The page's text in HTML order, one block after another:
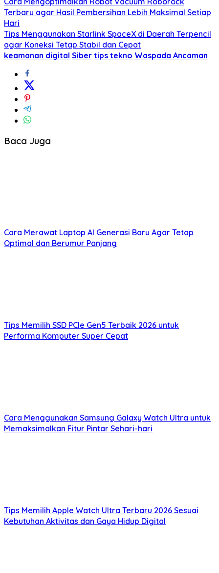
Terbaru agar Hasil Pembersihan Lebih Maksimal Setiap
Hari
Tips Menggunakan Starlink SpaceX di Daerah Terpencil
agar Koneksi Tetap Stabil dan Cepat
keamanan digital Siber tips tekno Waspada Ancaman
Baca Juga
Cara Merawat Laptop AI Generasi Baru Agar Tetap
Optimal dan Berumur Panjang
Tips Memilih SSD PCIe Gen5 Terbaik 2026 untuk
Performa Komputer Super Cepat
Cara Menggunakan Samsung Galaxy Watch Ultra untuk
Memaksimalkan Fitur Pintar Sehari-hari
Tips Memilih Apple Watch Ultra Terbaru 2026 Sesuai
Kebutuhan Aktivitas dan Gaya Hidup Digital